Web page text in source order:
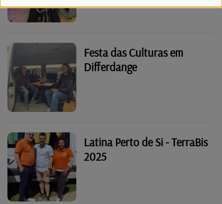
Festa das Culturas em
Differdange
Latina Perto de Si - TerraBis
2025